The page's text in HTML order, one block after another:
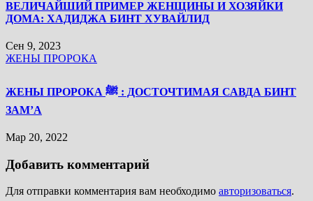
ВЕЛИЧАЙШИЙ ПРИМЕР ЖЕНЩИНЫ И ХОЗЯЙКИ
ДОМА: ХАДИДЖА БИНТ ХУВАЙЛИД
Сен 9, 2023
ЖЕНЫ ПРОРОКА
ЖЕНЫ ПРОРОКА ﷺ : ДОСТОЧТИМАЯ САВДА БИНТ
ЗАМ’А
Мар 20, 2022
Добавить комментарий
Для отправки комментария вам необходимо авторизоваться.